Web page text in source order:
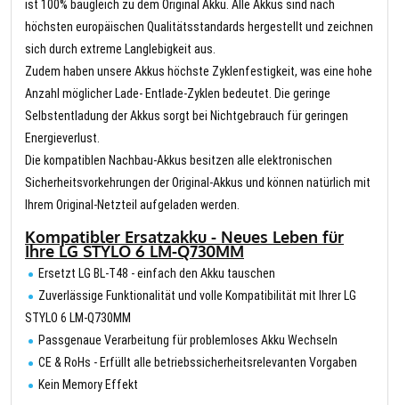
ist 100% baugleich zu dem Original Akku. Alle Akkus sind nach
höchsten europäischen Qualitätsstandards hergestellt und zeichnen
sich durch extreme Langlebigkeit aus.
Zudem haben unsere Akkus höchste Zyklenfestigkeit, was eine hohe
Anzahl möglicher Lade- Entlade-Zyklen bedeutet. Die geringe
Selbstentladung der Akkus sorgt bei Nichtgebrauch für geringen
Energieverlust.
Die kompatiblen Nachbau-Akkus besitzen alle elektronischen
Sicherheitsvorkehrungen der Original-Akkus und können natürlich mit
Ihrem Original-Netzteil aufgeladen werden.
Kompatibler Ersatzakku - Neues Leben für
Ihre LG STYLO 6 LM-Q730MM
Ersetzt LG BL-T48 - einfach den Akku tauschen
Zuverlässige Funktionalität und volle Kompatibilität mit Ihrer LG
STYLO 6 LM-Q730MM
Passgenaue Verarbeitung für problemloses Akku Wechseln
CE & RoHs - Erfüllt alle betriebssicherheitsrelevanten Vorgaben
Kein Memory Effekt